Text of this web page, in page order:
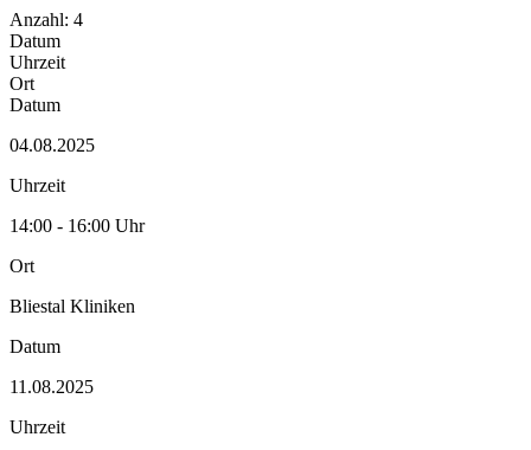
Anzahl: 4
Datum
Uhrzeit
Ort
Datum
04.08.2025
Uhrzeit
14:00 - 16:00 Uhr
Ort
Bliestal Kliniken
Datum
11.08.2025
Uhrzeit